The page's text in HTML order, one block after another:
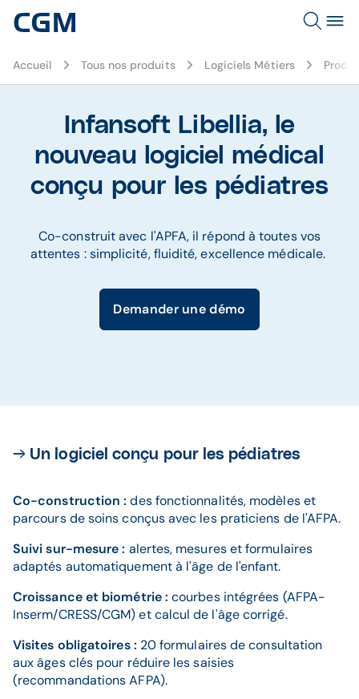
Accueil Tous nos produits Logiciels Métiers
Infansoft Libellia, le
nouveau logiciel médical
conçu pour les pédiatres
Co-construit avec l'APFA, il répond à toutes vos
attentes : simplicité, fluidité, excellence médicale.
Demander une démo
→ Un logiciel conçu pour les pédiatres
Co-construction :des fonctionnalités, modèles et
parcours de soins conçus avec les praticiens de l'AFPA.​
Suivi sur-mesure : alertes, mesures et formulaires
adaptés automatiquement à l'âge de l'enfant.​
Croissance et biométrie :courbes intégrées (AFPA-
Inserm/CRESS/CGM) et calcul de l'âge corrigé.​
Visites obligatoires : 20 formulaires de consultation
aux âges clés pour réduire les saisies
(recommandations AFPA).